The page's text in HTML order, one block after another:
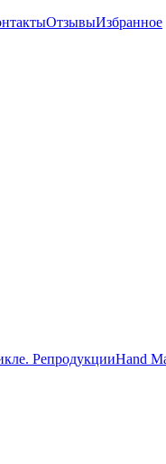
ОтзывыИзбранное
РепродукцииHand